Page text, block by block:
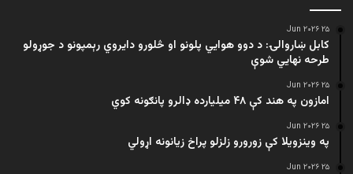
۲۵ Jun ۲۰۲۶
کابل ښاروالۍ: د دوو هوايي پلونو او څلورو دایروي رېمپونو د جوړولو
طرحه نهایي شوې
۲۵ Jun ۲۰۲۶
امازون په هند کې ۴۸ میلیارده ډالرو پانګونه کوي
۲۵ Jun ۲۰۲۶
په وینزویلا کې زورورو زلزلو پراخ زیانونه اړولي
۲۵ Jun ۲۰۲۶